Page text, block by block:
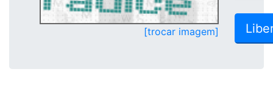
[trocar imagem]